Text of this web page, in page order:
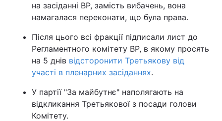
на засіданні ВР, замість вибачень, вона
намагалася переконати, що була права.
Після цього всі фракції підписали лист до
Регламентного комітету ВР, в якому просять
на 5 днів відсторонити Третьякову від
участі в пленарних засіданнях.
У партії "За майбутнє" наполягають на
відкликання Третьякової з посади голови
Комітету.